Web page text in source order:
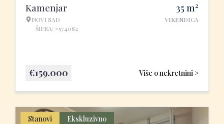
Kamenjar
NOVI SAD
ŠIFRA: #574082
35 m2
VIKENDICA
Više o nekretnini >
€159.000
Stanovi Ekskluzivno